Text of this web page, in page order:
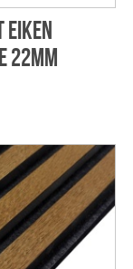
22mm